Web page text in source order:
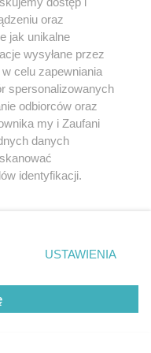
Polacy
i owoce
oraz
jak unikalne
wysyłane przez
celu zapewniania
spersonalizowanych
odbiorców oraz
my i Zaufani
danych
identyfikacji.
prywatności
strony
zgody
się takiemu
zastosowanie tylko
USTAWIENIA